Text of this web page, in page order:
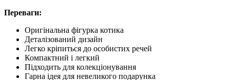
Переваги:
Оригінальна фігурка котика
Деталізований дизайн
Легко кріпиться до особистих речей
Компактний і легкий
Підходить для колекціонування
Гарна ідея для невеликого подарунка